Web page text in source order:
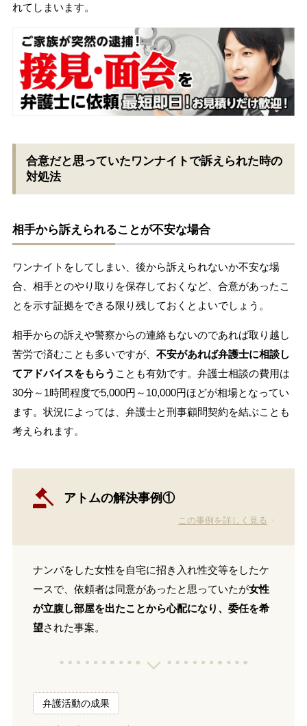
れてしまいます。
合意だと思っていたワンナイトで訴えられた時の
対処法
相手から訴えられることが不安な場合
ワンナイトをしてしまい、後から訴えられないか不安な場
合、相手とのやり取りを保存しておくなど、合意があったこ
とを示す証拠をできる限り残しておくとよいでしょう。
相手からの訴えや警察からの連絡もないのであれば取り越し
苦労で済むことも多いですが、 不安があれば弁護士に相談し
てアドバイスをもらう ことも有効です。弁護士相談の費用は
30分～1時間程度で5,000円～10,000円ほどが相場となってい
ます。状況によっては、弁護士と刑事顧問契約を結ぶことも
考えられます。
アトムの解決事例①
この事例を詳しく見る
ナンパをした女性を自宅に招き入れ性交等をしたケ
ースで、依頼者は同意があったと思っていたが女性
が立腹し部屋を出たことから心配になり、委任を希
望された事案。
弁護活動の成果